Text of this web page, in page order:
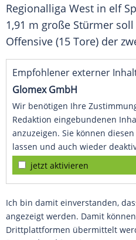
Regionalliga West in elf
1,91 m große Stürmer
Offensive (15 Tore) der
Empfohlener externer
Glomex GmbH
Wir benötigen Ihre
Redaktion eingebundenen
anzuzeigen. Sie können
lassen und auch wieder
jetzt aktivieren
Ich bin damit einverstanden,
angezeigt werden. Damit
Drittplattformen übermittelt